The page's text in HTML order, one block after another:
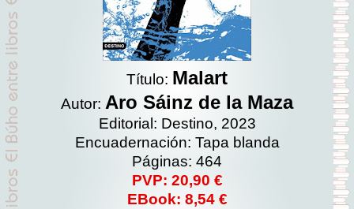
Título: Malart
Autor: Aro Sáinz de la Maza
Editorial: Destino, 2023
Encuadernación: Tapa blanda
Páginas: 464
PVP: 20,90 €
EBook: 8,54 €